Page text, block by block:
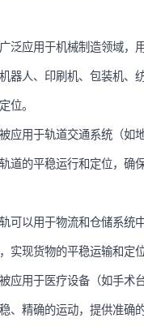
泛应用于机械制造领域，
器人、印刷机、包装机、
位。
应用于轨道交通系统（如
道的平稳运行和定位，确
可以用于物流和仓储系统
实现货物的平稳运输和定位
应用于医疗设备（如手术
、精确的运动，提供准确